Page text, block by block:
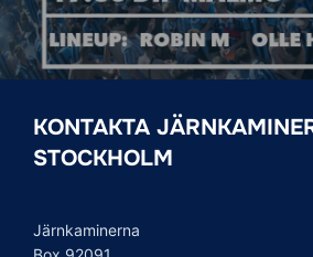
KONTAKTA
STOCKHOLM
Järnkaminerna